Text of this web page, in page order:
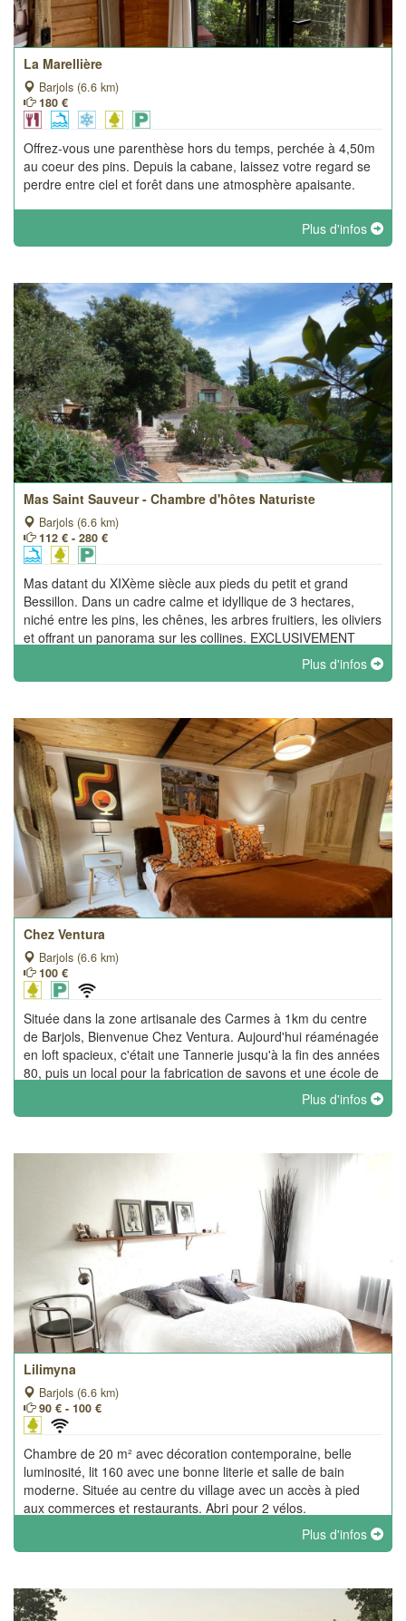
La Marellière
Barjols (6.6 km)
180 €
Offrez-vous une parenthèse hors du temps, perchée à 4,50m
au coeur des pins. Depuis la cabane, laissez votre regard se
perdre entre ciel et forêt dans une atmosphère apaisante.
Plus d'infos
Mas Saint Sauveur - Chambre d'hôtes Naturiste
Barjols (6.6 km)
112 € - 280 €
Mas datant du XIXème siècle aux pieds du petit et grand
Bessillon. Dans un cadre calme et idyllique de 3 hectares,
niché entre les pins, les chênes, les arbres fruitiers, les oliviers
et offrant un panorama sur les collines. EXCLUSIVEMENT
Plus d'infos
Chez Ventura
Barjols (6.6 km)
100 €
Située dans la zone artisanale des Carmes à 1km du centre
de Barjols, Bienvenue Chez Ventura. Aujourd'hui réaménagée
en loft spacieux, c'était une Tannerie jusqu'à la fin des années
80, puis un local pour la fabrication de savons et une école de
Plus d'infos
Lilimyna
Barjols (6.6 km)
90 € - 100 €
Chambre de 20 m² avec décoration contemporaine, belle
luminosité, lit 160 avec une bonne literie et salle de bain
moderne. Située au centre du village avec un accès à pied
aux commerces et restaurants. Abri pour 2 vélos.
Plus d'infos